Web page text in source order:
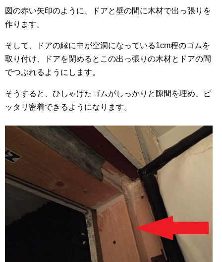
図の赤い矢印のように、ドアと壁の間に木材で出っ張りを
作ります。
そして、ドアの縁に中が空洞になっている1cm程のゴムを
取り付け、ドアを閉めるとこの出っ張りの木材とドアの間
でつぶれるようにします。
そうすると、ひしゃげたゴムがしっかりと隙間を埋め、ピ
ッタリ密着できるようになります。